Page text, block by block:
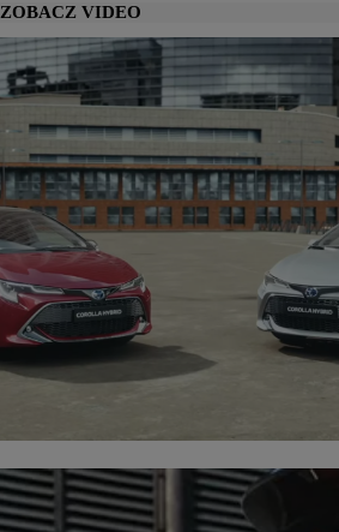
ZOBACZ VIDEO